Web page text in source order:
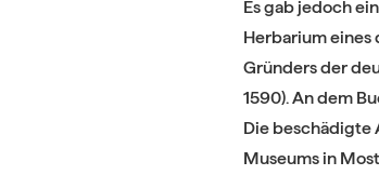
Es gab jedoch
Herbarium eines
Gründers der
1590). An dem
Die beschädigte
Museums in